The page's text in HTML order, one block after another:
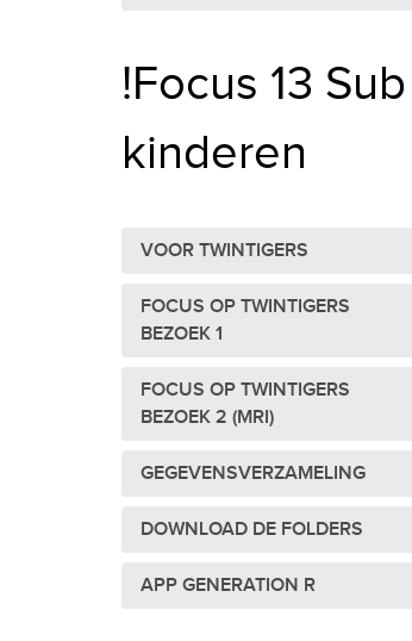
!Focus 13 Sub
kinderen
VOOR TWINTIGERS
FOCUS OP TWINTIGERS
BEZOEK 1
FOCUS OP TWINTIGERS
BEZOEK 2 (MRI)
GEGEVENSVERZAMELING
DOWNLOAD DE FOLDERS
APP GENERATION R